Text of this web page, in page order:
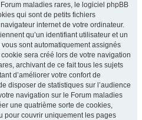
maladies rares, le logiciel phpBB
qui sont de petits fichiers
internet de votre ordinateur.
qu’un identifiant utilisateur et un
sont automatiquement assignés
sera créé lors de votre navigation
archivant de ce fait tous les sujets
d’améliorer votre confort de
disposer de statistiques sur l’audience
navigation sur le Forum maladies
une quatrième sorte de cookies,
pour couvrir uniquement les pages